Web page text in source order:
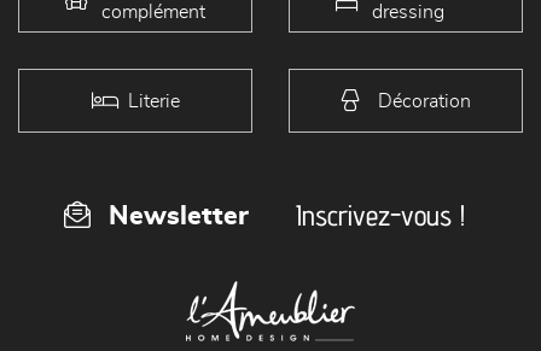
complément
dressing
Literie Décoration
Newsletter Inscrivez-vous !